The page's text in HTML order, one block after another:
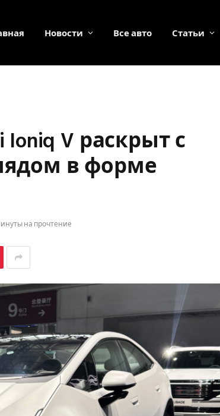
Новости Все авто Статьи
V раскрыт с
в форме
на прочтение